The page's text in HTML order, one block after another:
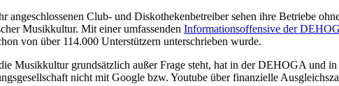
Club- und Diskothekenbetreiber sehen ihre Betriebe
Musikkultur. Mit einer umfassenden Informationsoffensive der
von über 114.000 Unterstützern unterschrieben wurde.
Musikkultur grundsätzlich außer Frage steht, hat in der DEHOGA und
nicht mit Google bzw. Youtube über finanzielle